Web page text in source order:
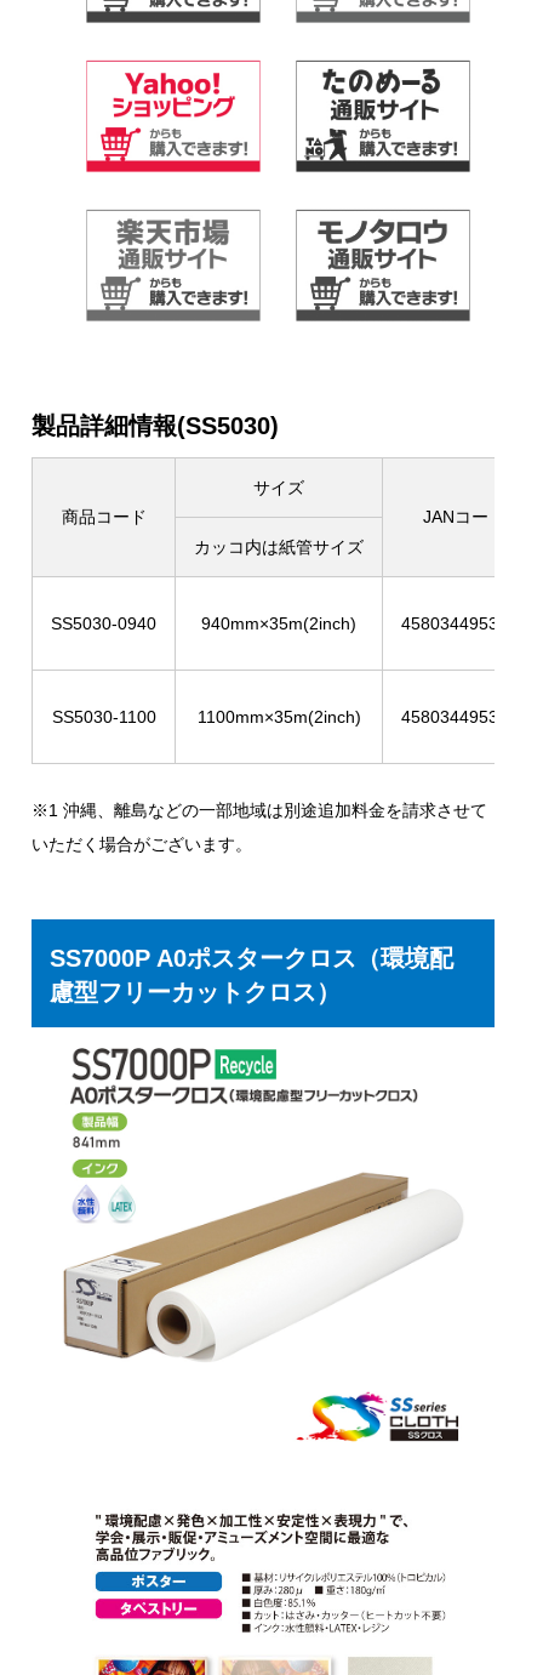
製品詳細情報(SS5030)
商品コード
サイズ
JANコード
カッコ内は紙管サイズ
SS5030-0940 940mm×35m(2inch) 4580344953270
SS5030-1100 1100mm×35m(2inch) 4580344953287
※1 沖縄、離島などの一部地域は別途追加料金を請求させて
いただく場合がございます。
SS7000P A0ポスタークロス（環境配
慮型フリーカットクロス）